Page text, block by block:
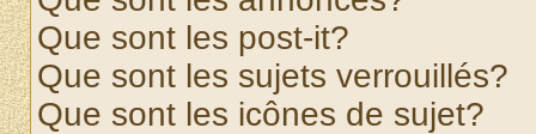
Que sont les post-it?
Que sont les sujets verrouillés?
Que sont les icônes de sujet?